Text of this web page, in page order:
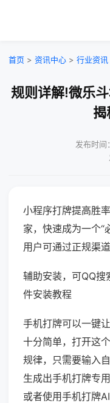
首页 > 资讯中心 > 行业资讯
规则详解!微乐
发布时
小程序打牌提高胜
家，快速成为一个“
用户可通过正规渠道
辅助安装，可QQ
件安装教程
手机打牌可以一键
十分简单，打开这
规律，只需要输入
生成出手机打牌专
或者使用手机打牌